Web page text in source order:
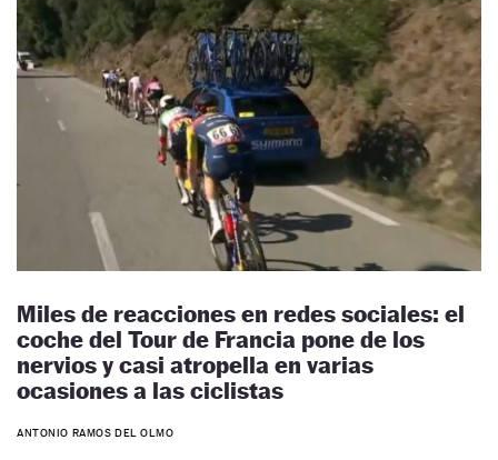
Miles de reacciones en redes sociales: el
coche del Tour de Francia pone de los
nervios y casi atropella en varias
ocasiones a las ciclistas
ANTONIO RAMOS DEL OLMO